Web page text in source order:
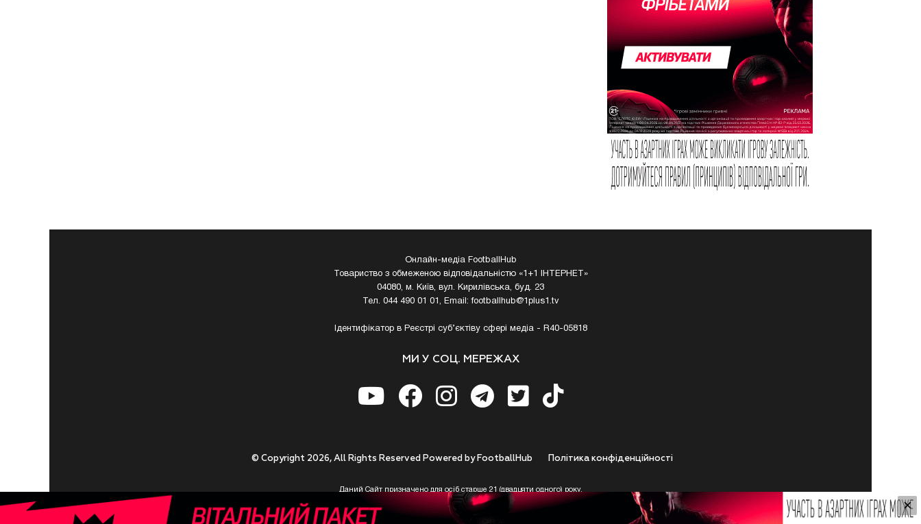
Онлайн-медіа FootballHub
Товариство з обмеженою відповідальністю «1+1 ІНТЕРНЕТ»
04080, м. Київ, вул. Кирилівська, буд. 23
Тел. 044 490 01 01, Email:footballhub@1plus1.tv
Ідентифікатор в Реєстрі суб’єктіву сфері медіа - R40-05818
МИ У СОЦ. МЕРЕЖАХ
Полiтика конфiденцiйностi
© Copyright 2026, All Rights Reserved Powered by FootballHub
Даний Сайт призначено для осіб старше 21 (двадцяти одного) року.
Приступаючи до використання https://footballhub.ua, Користувач цим підтверджує, що досяг 21-річного віку.
У разі , якщо Ви (Користувач) не досягли 21-річного віку - не розпочинайте або припиніть користування Сайтом.
×